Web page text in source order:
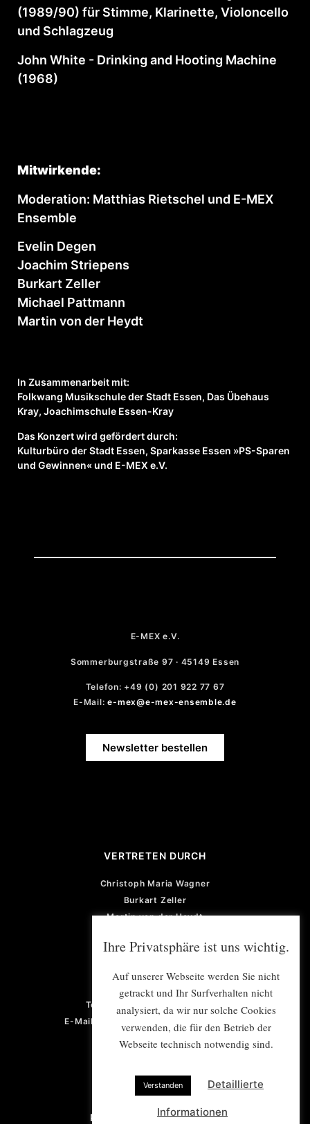
(1989/90) für Stimme, Klarinette, Violoncello
und Schlagzeug
John White - Drinking and Hooting Machine
(1968)
Mitwirkende:
Moderation: Matthias Rietschel und E-MEX
Ensemble
Evelin Degen
Joachim Striepens
Burkart Zeller
Michael Pattmann
Martin von der Heydt
In Zusammenarbeit mit:
Folkwang Musikschule der Stadt Essen, Das Übehaus
Kray, Joachimschule Essen-Kray
Das Konzert wird gefördert durch:
Kulturbüro der Stadt Essen, Sparkasse Essen »PS-Sparen
und Gewinnen« und E-MEX e.V.
E-MEX e.V.
Sommerburgstraße 97 · 45149 Essen
Telefon: +49 (0) 201 922 77 67
E-Mail:e-mex@e-mex-ensemble.de
Newsletter bestellen
VERTRETEN DURCH
Christoph Maria Wagner
Burkart Zeller
Martin von der Heydt
Violetta von der Heydt
Telefon: +49 (0) 201 922 77 67
E-Mail: violetta.vonderheydt@e-mex.de
PROJEKTMANAGEMENT/
Ihre Privatsphäre ist uns wichtig.
Auf unserer Webseite werden Sie nicht
getrackt und Ihr Surfverhalten nicht
analysiert, da wir nur solche Cookies
verwenden, die für den Betrieb der
Webseite technisch notwendig sind.
Verstanden Detaillierte
Informationen